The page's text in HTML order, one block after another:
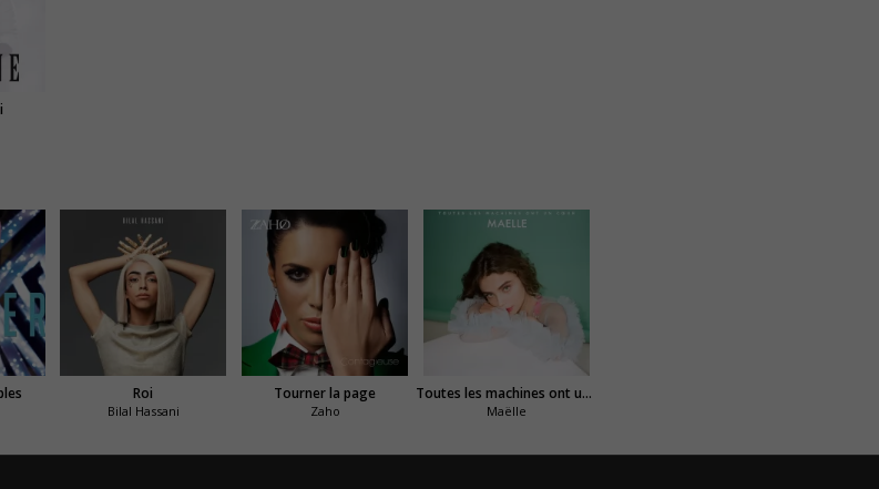
Roi
Bilal Hassani
Tourner la page
Zaho
Toutes les machines ont un coeur
Maëlle